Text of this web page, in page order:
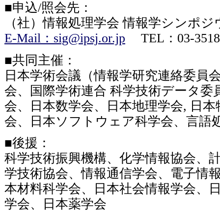
■申込/照会先：
（社）情報処理学会 情報学シンポジ
E-Mail：sig@ipsj.or.jp TEL：03-
■共同主催：
日本学術会議（情報学研究連絡委員
会、国際学術連合 科学技術データ委
会、日本数学会、日本地理学会, 日
会、日本ソフトウェア科学会、言語
■後援：
科学技術振興機構、化学情報協会、
学技術協会、情報通信学会、電子情
本材料科学会、日本社会情報学会
学会、日本薬学会